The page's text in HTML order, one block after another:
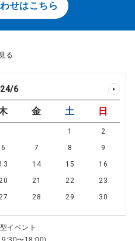
せはこちら
る
/6
金 土 日
1
2
6 7 8
9
13 14 15
16
21 22
23
28 29 30
イベント